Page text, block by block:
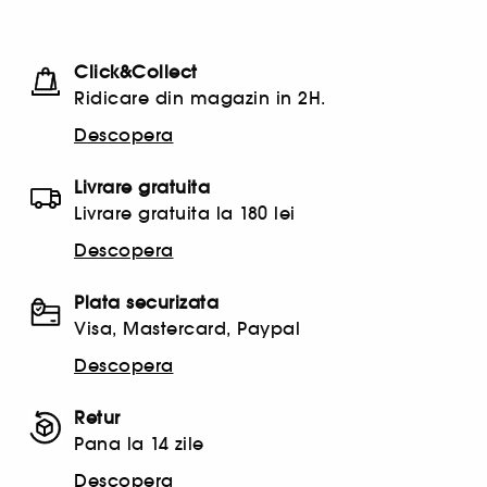
Click&Collect
Ridicare din magazin in 2H.
Descopera
Livrare gratuita
Livrare gratuita la 180 lei
Descopera
Plata securizata
Visa, Mastercard, Paypal
Descopera
Retur
Pana la 14 zile
Descopera